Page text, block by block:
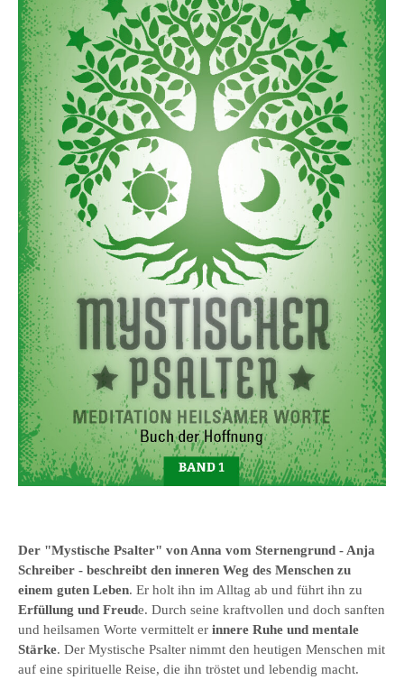
Der "Mystische Psalter" von Anna vom Sternengrund - Anja
Schreiber - beschreibt den inneren Weg des Menschen zu
einem guten Leben. Er holt ihn im Alltag ab und führt ihn zu
Erfüllung und Freude. Durch seine kraftvollen und doch sanften
und heilsamen Worte vermittelt er innere Ruhe und mentale
Stärke. Der Mystische Psalter nimmt den heutigen Menschen mit
auf eine spirituelle Reise, die ihn tröstet und lebendig macht.